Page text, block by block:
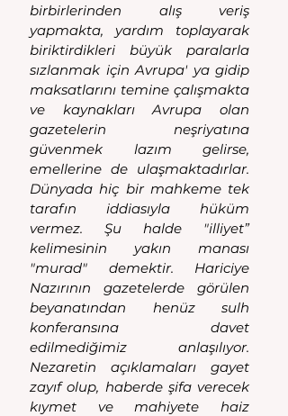
birbirlerinden alış veriş
yapmakta, yardım toplayarak
biriktirdikleri büyük paralarla
sızlanmak için Avrupa' ya gidip
maksatlarını temine çalışmakta
ve kaynakları Avrupa olan
gazetelerin neşriyatına
güvenmek lazım gelirse,
emellerine de ulaşmaktadırlar.
Dünyada hiç bir mahkeme tek
tarafın iddiasıyla hüküm
vermez. Şu halde "illiyet”
kelimesinin yakın manası
"murad" demektir. Hariciye
Nazırının gazetelerde görülen
beyanatından henüz sulh
konferansına davet
edilmediğimiz anlaşılıyor.
Nezaretin açıklamaları gayet
zayıf olup, haberde şifa verecek
kıymet ve mahiyete haiz